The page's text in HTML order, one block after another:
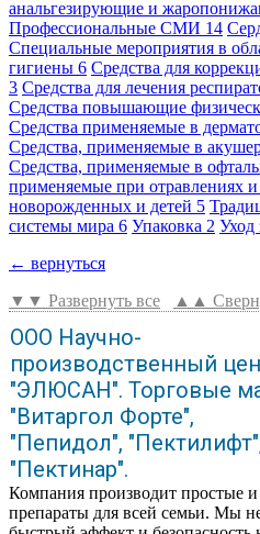
анальгезирующие и
Профессиональные СМИ 14
Специальные мероприятия в
гигиены 6 Средства для
3 Средства для лечения
Средства повышающие
Средства применяемые в
Средства, применяемые в
Средства, применяемые в
применяемые при отравлениях
новорожденных и детей 5
системы мира 6 Упаковка 2 Уход
← вернуться
▼▼ Развернуть все
▲▲
ООО Научно-
производственный
"ЭЛЮСАН". Торговые
"Витаргол Форте",
"Пепидол",
"Пектинар".
Компания производит простые
препараты для всей семьи. Мы